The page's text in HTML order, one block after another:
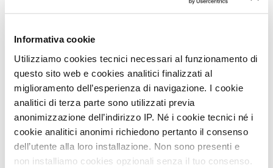
Informativa cookie
Utilizziamo cookies tecnici necessari al funzionamento di
questo sito web e cookies analitici finalizzati al
miglioramento dell’esperienza di navigazione. I cookie
analitici di terza parte sono utilizzati previa
anonimizzazione dell’indirizzo IP. Né i cookie tecnici né i
cookie analitici anonimi richiedono pertanto il consenso
dell’utente alla loro installazione. Non sono presenti e
non installiamo cookies opzionali senza il tuo consenso.
Malattie reumatiche -
Malinconia -Martirio
Massaggio -Mastectomia profilattica bilaterale -Mastociti
Mastodinia / Mastalgia -Mastopatia fibrocistica -
Matrimonio non consumato -Medicina -Medicina di genere
Medicina di precisione -Medicina occidentale
Medicina rigenerativa
- Medicina tradizionale cinese
Medico di famiglia - Meditazione -Melanosi vulvare -
Melatonina -Memoria -Memoria morale -